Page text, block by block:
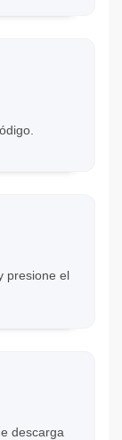
presione el
descarga